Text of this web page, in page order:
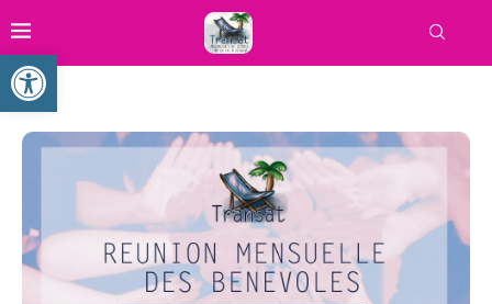
Ouvrir la barre d’outils